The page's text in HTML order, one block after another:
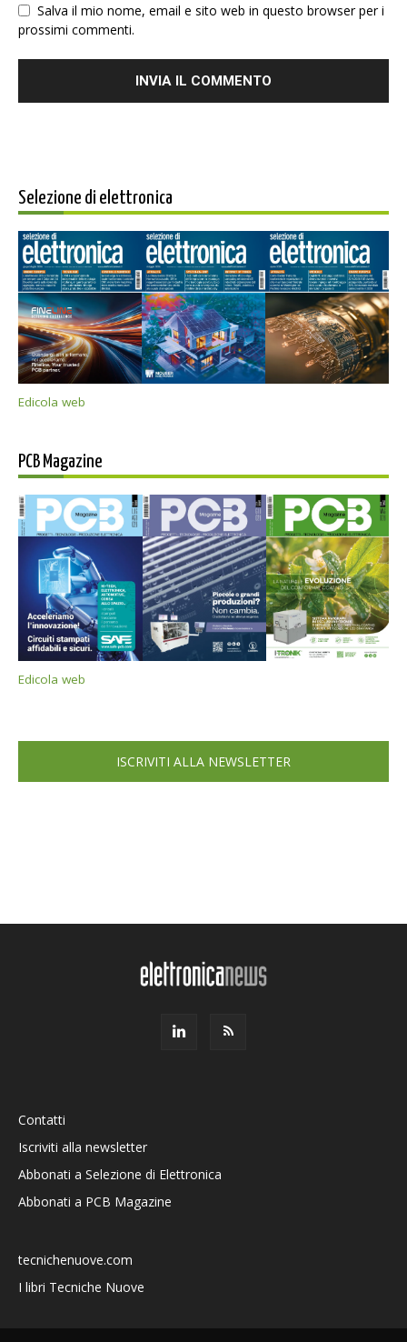
Salva il mio nome, email e sito web in questo browser per i
prossimi commenti.
Selezione di elettronica
Edicola web
PCB Magazine
Edicola web
ISCRIVITI ALLA NEWSLETTER
Contatti
Iscriviti alla newsletter
Abbonati a Selezione di Elettronica
Abbonati a PCB Magazine
tecnichenuove.com
I libri Tecniche Nuove